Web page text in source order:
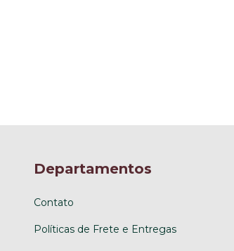
Departamentos
Contato
Políticas de Frete e Entregas